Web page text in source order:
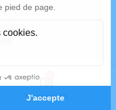
Hommages
Je rends hommage